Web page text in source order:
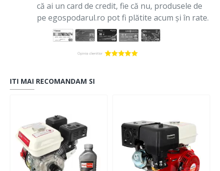
că ai un card de credit, fie că nu, produsele de
pe egospodarul.ro pot fi plătite acum și în rate.
ITI MAI RECOMANDAM SI